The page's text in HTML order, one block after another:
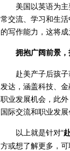
美国以英语为主
常交流、学习和生
的写作能力，这将
拥抱广阔前景
赴美产子后孩子
发达，涵盖科技、
职业发展机会，此
国际交流和职业发展
以上就是针对“
方或想了解更多，